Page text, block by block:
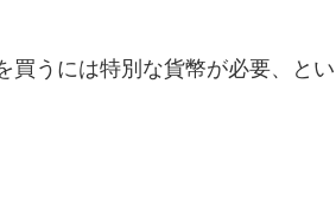
買うには特別な貨幣が必要、とい